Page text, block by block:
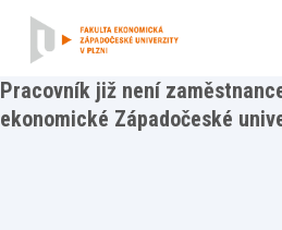
Pracovník již není
ekonomické Západočeské